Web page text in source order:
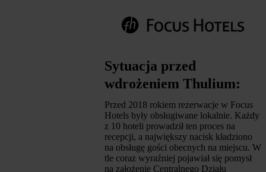
Sytuacja przed
wdrożeniem Thulium:
Przed 2018 rokiem rezerwacje w Focus
Hotels były obsługiwane lokalnie. Każdy
z 10 hoteli prowadził ten proces na
recepcji, a największy nacisk kładziono
na obsługę gości obecnych na miejscu. W
tle coraz wyraźniej pojawiał się pomysł
na założenie Centralnego Działu